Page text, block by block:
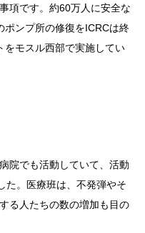
項です。約60万人に安全な
ポンプ所の修復をICRCは終
をモスル西部で実施してい
院でも活動していて、活動
た。医療班は、不発弾やそ
る人たちの数の増加も目の